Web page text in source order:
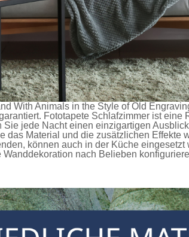
With Animals in the Style of Old
Fototapete Schlafzimmer ist eine
jede Nacht einen einzigartigen
Material und die zusätzlichen Effekte
können auch in der Küche eingesetzt
nach Belieben